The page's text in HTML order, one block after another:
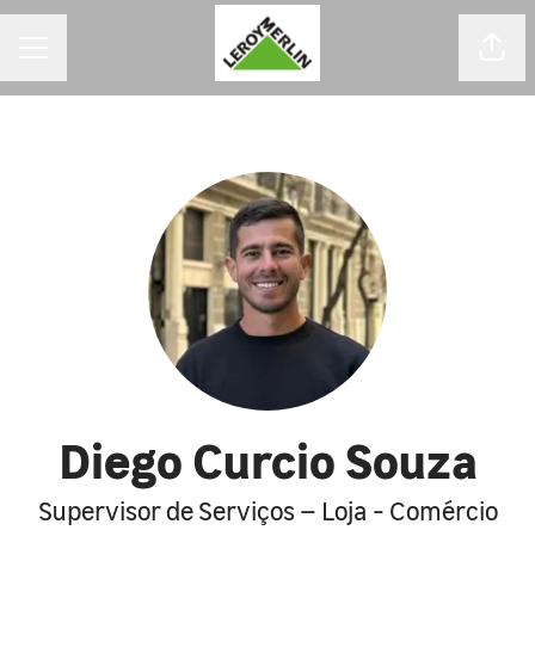
Diego Curcio Souza
Supervisor de Serviços – Loja - Comércio